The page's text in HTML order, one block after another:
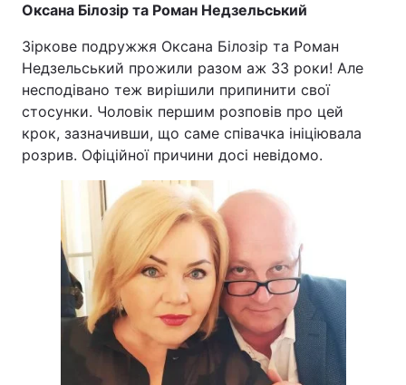
Оксана Білозір та Роман Недзельський
Зіркове подружжя Оксана Білозір та Роман
Недзельський прожили разом аж 33 роки! Але
несподівано теж вирішили припинити свої
стосунки. Чоловік першим розповів про цей
крок, зазначивши, що саме співачка ініціювала
розрив. Офіційної причини досі невідомо.